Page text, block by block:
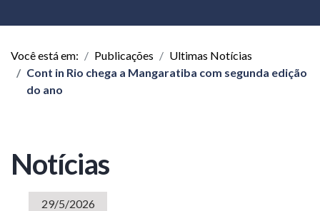
Você está em: Publicações
Ultimas Notícias
Cont in Rio chega a Mangaratiba com segunda edição
do ano
Notícias
29/5/2026